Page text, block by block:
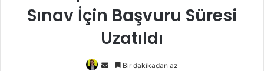
Sınav İçin Başvuru Süresi
Uzatıldı
Bir
Bir dakikadan az